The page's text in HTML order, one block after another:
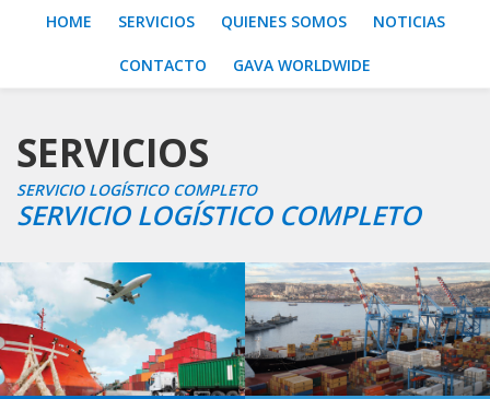
HOME SERVICIOS QUIENES SOMOS NOTICIAS
CONTACTO GAVA WORLDWIDE
SERVICIOS
SERVICIO LOGÍSTICO COMPLETO
SERVICIO LOGÍSTICO COMPLETO